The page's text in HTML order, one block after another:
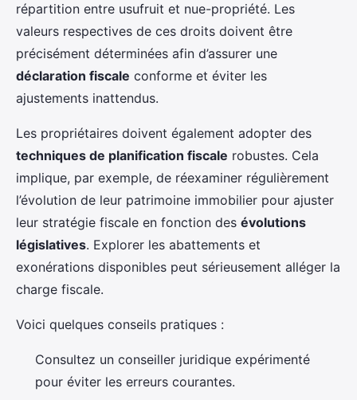
répartition entre usufruit et nue-propriété. Les
valeurs respectives de ces droits doivent être
précisément déterminées afin d’assurer une
déclaration fiscale conforme et éviter les
ajustements inattendus.
Les propriétaires doivent également adopter des
techniques de planification fiscale robustes. Cela
implique, par exemple, de réexaminer régulièrement
l’évolution de leur patrimoine immobilier pour ajuster
leur stratégie fiscale en fonction des évolutions
législatives. Explorer les abattements et
exonérations disponibles peut sérieusement alléger la
charge fiscale.
Voici quelques conseils pratiques :
Consultez un conseiller juridique expérimenté
pour éviter les erreurs courantes.